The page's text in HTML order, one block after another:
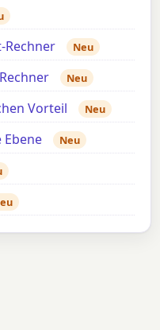
Rechner Neu
Neu
Vorteil Neu
Ebene Neu